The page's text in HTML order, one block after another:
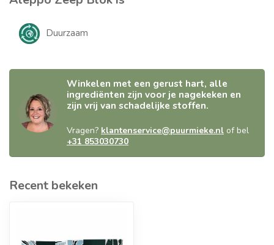
Duurzaam
Winkelen met een gerust hart, alle
ingrediënten zijn voor je nagekeken en
zijn vrij van schadelijke stoffen.
Vragen? klantenservice@puurmieke.nl of bel
+31 853030730
Recent bekeken